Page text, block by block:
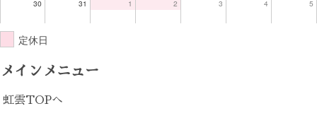
30 31 1 2 3 4 5
定休日
メインメニュー
虹雲TOPへ